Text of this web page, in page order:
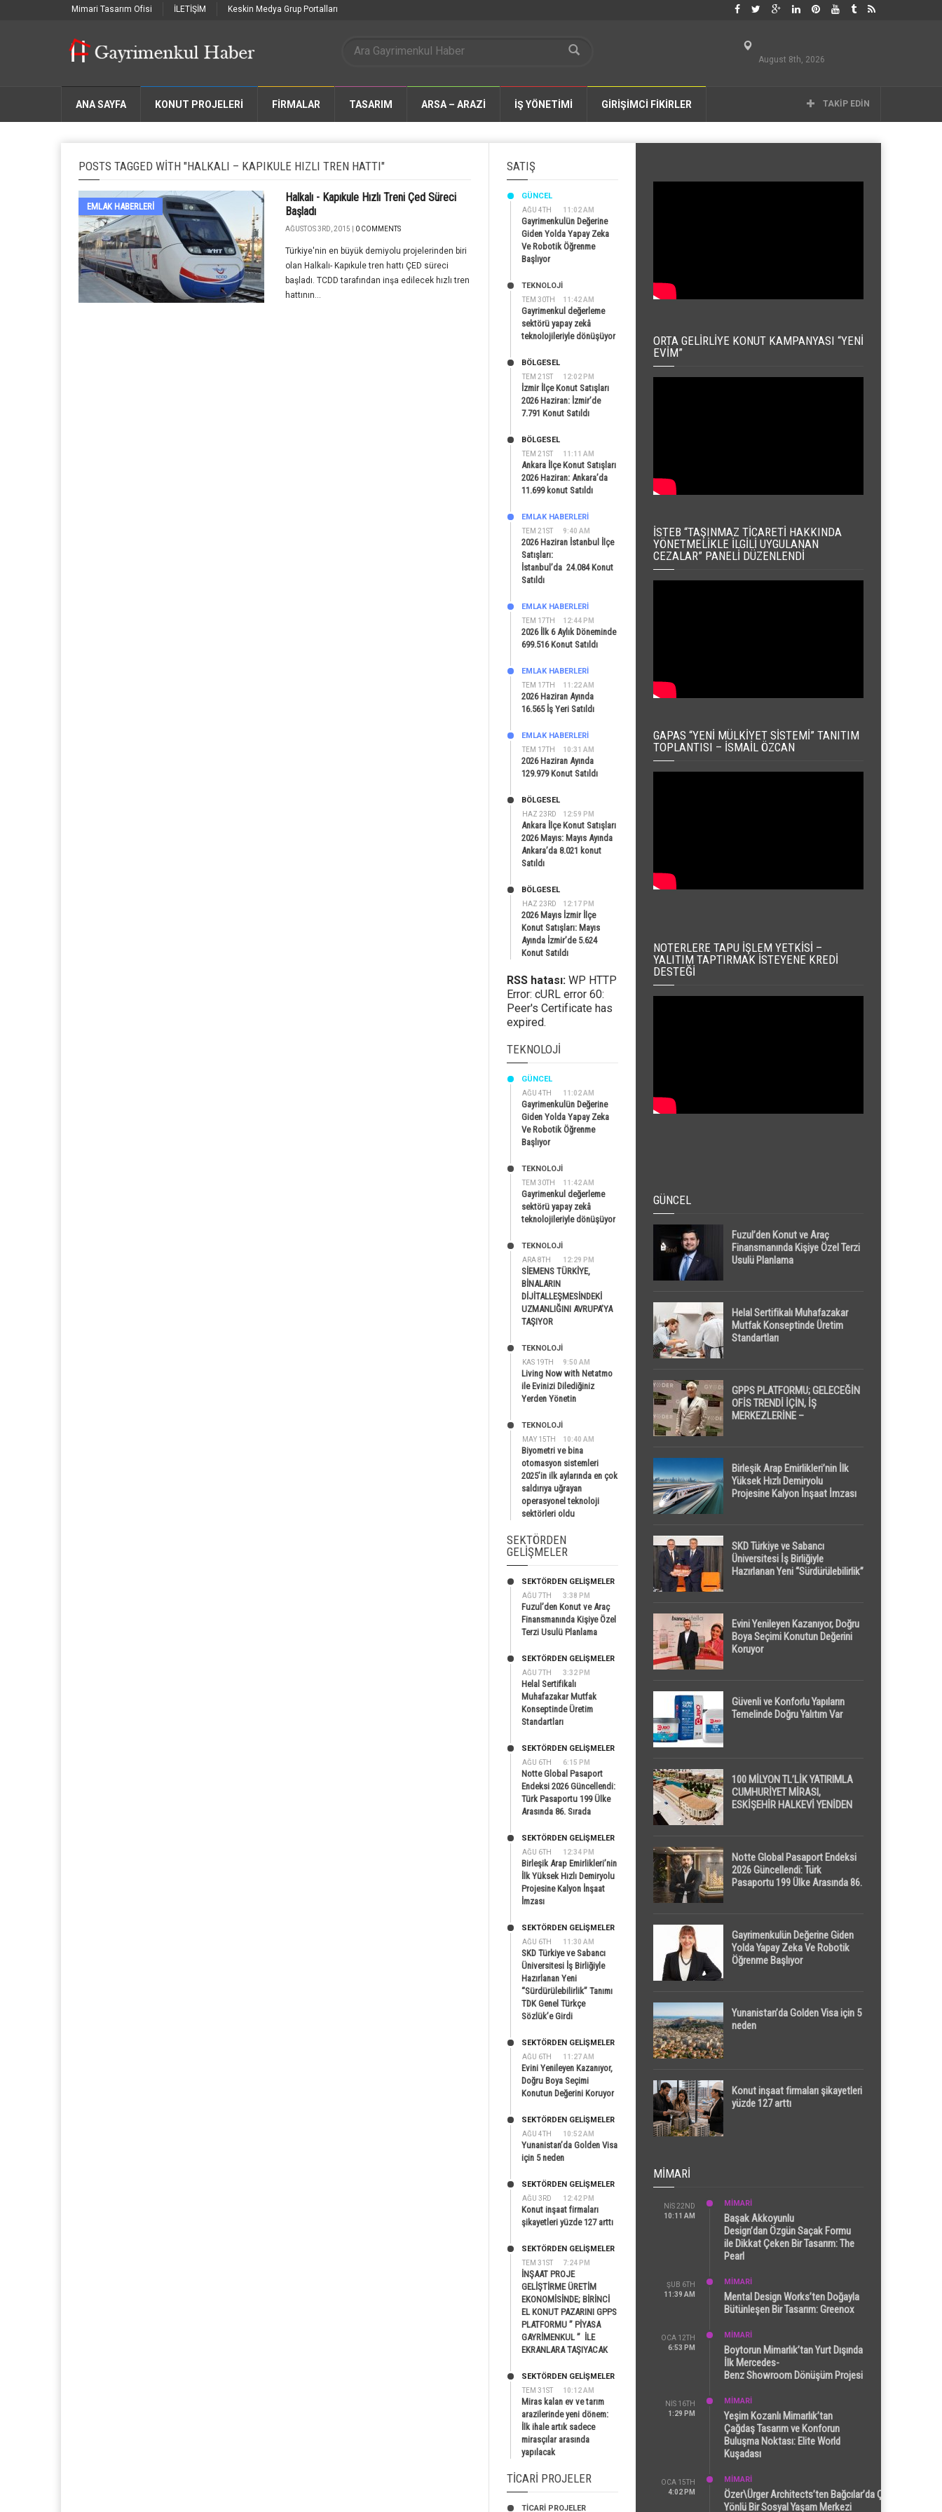
Mimari Tasarım Ofisi İLETİŞİM Keskin Medya Grup Portalları
August 8th, 2026
ANA SAYFA KONUT PROJELERİ FIRMALAR TASARIM ARSA – ARAZİ İŞ YÖNETİMİ GİRİŞİMCİ FİKİRLER TAKIP EDIN
POSTS TAGGED WITH "HALKALI – KAPIKULE HIZLI TREN HATTI"
EMLAK HABERLERI
Halkalı - Kapıkule Hızlı Treni Çed Süreci
Başladı
AĞUSTOS 3RD, 2015 | 0 COMMENTS
Türkiye'nin en büyük demiyolu projelerinden biri
olan Halkalı- Kapıkule tren hattı ÇED süreci
başladı. TCDD tarafından inşa edilecek hızlı tren
hattının...
SATIŞ
AĞU 4TH 11:02 AM
GÜNCEL
Gayrimenkulün Değerine
Giden Yolda Yapay Zeka
Ve Robotik Öğrenme
Başlıyor
TEM 30TH 11:42 AM
TEKNOLOJİ
Gayrimenkul değerleme
sektörü yapay zekâ
teknolojileriyle dönüşüyor
TEM 21ST 12:02 PM
BÖLGESEL
İzmir İlçe Konut Satışları
2026 Haziran: İzmir’de
7.791 Konut Satıldı
TEM 21ST 11:11 AM
BÖLGESEL
Ankara İlçe Konut Satışları
2026 Haziran: Ankara’da
11.699 konut Satıldı
TEM 21ST 9:40 AM
EMLAK HABERLERI
2026 Haziran İstanbul İlçe
Satışları:
İstanbul’da 24.084 Konut
Satıldı
TEM 17TH 12:44 PM
EMLAK HABERLERI
2026 İlk 6 Aylık Döneminde
699.516 Konut Satıldı
TEM 17TH 11:22 AM
EMLAK HABERLERI
2026 Haziran Ayında
16.565 İş Yeri Satıldı
TEM 17TH 10:31 AM
EMLAK HABERLERI
2026 Haziran Ayında
129.979 Konut Satıldı
HAZ 23RD 12:59 PM
BÖLGESEL
Ankara İlçe Konut Satışları
2026 Mayıs: Mayıs Ayında
Ankara’da 8.021 konut
Satıldı
HAZ 23RD 12:17 PM
BÖLGESEL
2026 Mayıs İzmir İlçe
Konut Satışları: Mayıs
Ayında İzmir’de 5.624
Konut Satıldı
RSS hatası: WP HTTP
Error: cURL error 60:
Peer's Certificate has
expired.
TEKNOLOJI
AĞU 4TH 11:02 AM
GÜNCEL
Gayrimenkulün Değerine
Giden Yolda Yapay Zeka
Ve Robotik Öğrenme
Başlıyor
TEM 30TH 11:42 AM
TEKNOLOJİ
Gayrimenkul değerleme
sektörü yapay zekâ
teknolojileriyle dönüşüyor
ARA 8TH 12:29 PM
TEKNOLOJİ
SİEMENS TÜRKİYE,
BİNALARIN
DİJİTALLEŞMESİNDEKİ
UZMANLIĞINI AVRUPA’YA
TAŞIYOR
KAS 19TH 9:50 AM
TEKNOLOJİ
Living Now with Netatmo
ile Evinizi Dilediğiniz
Yerden Yönetin
MAY 15TH 10:40 AM
TEKNOLOJİ
Biyometri ve bina
otomasyon sistemleri
2025’in ilk aylarında en çok
saldırıya uğrayan
operasyonel teknoloji
sektörleri oldu
SEKTÖRDEN
GELIŞMELER
AĞU 7TH 3:38 PM
SEKTÖRDEN GELIŞMELER
Fuzul’den Konut ve Araç
Finansmanında Kişiye Özel
Terzi Usulü Planlama
AĞU 7TH 3:32 PM
SEKTÖRDEN GELIŞMELER
Helal Sertifikalı
Muhafazakar Mutfak
Konseptinde Üretim
Standartları
AĞU 6TH 6:15 PM
SEKTÖRDEN GELIŞMELER
Notte Global Pasaport
Endeksi 2026 Güncellendi:
Türk Pasaportu 199 Ülke
Arasında 86. Sırada
AĞU 6TH 12:34 PM
SEKTÖRDEN GELIŞMELER
Birleşik Arap Emirlikleri’nin
İlk Yüksek Hızlı Demiryolu
Projesine Kalyon İnşaat
İmzası
AĞU 6TH 11:30 AM
SEKTÖRDEN GELIŞMELER
SKD Türkiye ve Sabancı
Üniversitesi İş Birliğiyle
Hazırlanan Yeni
“Sürdürülebilirlik” Tanımı
TDK Genel Türkçe
Sözlük’e Girdi
AĞU 6TH 11:27 AM
SEKTÖRDEN GELIŞMELER
Evini Yenileyen Kazanıyor,
Doğru Boya Seçimi
Konutun Değerini Koruyor
AĞU 4TH 10:52 AM
SEKTÖRDEN GELIŞMELER
Yunanistan’da Golden Visa
için 5 neden
AĞU 3RD 12:42 PM
SEKTÖRDEN GELIŞMELER
Konut inşaat firmaları
şikayetleri yüzde 127 arttı
TEM 31ST 7:24 PM
SEKTÖRDEN GELIŞMELER
İNŞAAT PROJE
GELİŞTİRME ÜRETİM
EKONOMİSİNDE; BİRİNCİ
EL KONUT PAZARINI GPPS
PLATFORMU ” PİYASA
GAYRİMENKUL ” İLE
EKRANLARA TAŞIYACAK
TEM 31ST 10:12 AM
SEKTÖRDEN GELIŞMELER
Miras kalan ev ve tarım
arazilerinde yeni dönem:
İlk ihale artık sadece
mirasçılar arasında
yapılacak
TICARI PROJELER
TİCARİ PROJELER
ORTA GELIRLIYE KONUT KAMPANYASI “YENI
EVIM”
İSTEB “TAŞINMAZ TICARETI HAKKINDA
YÖNETMELIKLE İLGILI UYGULANAN
CEZALAR” PANELI DÜZENLENDI
GAPAS “YENI MÜLKIYET SISTEMI” TANITIM
TOPLANTISI – İSMAIL ÖZCAN
NOTERLERE TAPU İŞLEM YETKISI –
YALITIM TAPTIRMAK İSTEYENE KREDI
DESTEĞI
GÜNCEL
Fuzul’den Konut ve Araç
Finansmanında Kişiye Özel Terzi
Usulü Planlama
Helal Sertifikalı Muhafazakar
Mutfak Konseptinde Üretim
Standartları
GPPS PLATFORMU; GELECEĞİN
OFİS TRENDİ İÇİN, İŞ
MERKEZLERİNE –
Birleşik Arap Emirlikleri’nin İlk
Yüksek Hızlı Demiryolu
Projesine Kalyon İnşaat İmzası
SKD Türkiye ve Sabancı
Üniversitesi İş Birliğiyle
Hazırlanan Yeni “Sürdürülebilirlik”
Evini Yenileyen Kazanıyor, Doğru
Boya Seçimi Konutun Değerini
Koruyor
Güvenli ve Konforlu Yapıların
Temelinde Doğru Yalıtım Var
100 MİLYON TL’LİK YATIRIMLA
CUMHURİYET MİRASI,
ESKİŞEHİR HALKEVİ YENİDEN
Notte Global Pasaport Endeksi
2026 Güncellendi: Türk
Pasaportu 199 Ülke Arasında 86.
Gayrimenkulün Değerine Giden
Yolda Yapay Zeka Ve Robotik
Öğrenme Başlıyor
Yunanistan’da Golden Visa için 5
neden
Konut inşaat firmaları şikayetleri
yüzde 127 arttı
MIMARI
NIS 22ND
10:11 AM
MİMARİ
Başak Akkoyunlu
Design’dan Özgün Saçak Formu
ile Dikkat Çeken Bir Tasarım: The
Pearl
ŞUB 6TH
11:39 AM
MİMARİ
Mental Design Works’ten Doğayla
Bütünleşen Bir Tasarım: Greenox
OCA 12TH
6:53 PM
MİMARİ
Boytorun Mimarlık’tan Yurt Dışında
İlk Mercedes-
Benz Showroom Dönüşüm Projesi
NIS 16TH
1:29 PM
MİMARİ
Yeşim Kozanlı Mimarlık’tan
Çağdaş Tasarım ve Konforun
Buluşma Noktası: Elite World
Kuşadası
OCA 15TH
4:02 PM
MİMARİ
Özer\Ürger Architects’ten Bağcılar’da Çok
Yönlü Bir Sosyal Yaşam Merkezi